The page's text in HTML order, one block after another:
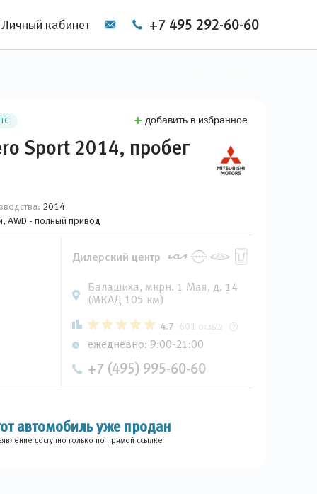
Личный кабинет +7 495 292-60-60
добавить в избранное
Sport 2014, пробег
2014
AWD - полный привод
Дилерский центр
Балашиха, мкрн. 1 Мая, д. 14
(МКАД 105 км)
4.7 601 отзыв
ежедневно: 9:00-21:00
+7 (495) 995-60-60
автомобиль уже продан
доступно только по прямой ссылке